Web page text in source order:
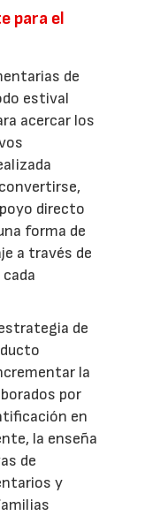
para el
de
estival
acercar los
directo
forma de
a través de
de
la
por
en
la enseña
de
y